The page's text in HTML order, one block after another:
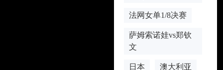
法网女单1/8决赛
萨姆索诺娃vs郑钦
文
日本 澳大利亚